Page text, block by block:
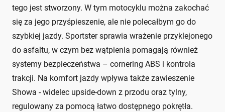
tego jest stworzony. W tym motocyklu można zakochać
się za jego przyśpieszenie, ale nie polecałbym go do
szybkiej jazdy. Sportster sprawia wrażenie przyklejonego
do asfaltu, w czym bez wątpienia pomagają również
systemy bezpieczeństwa – cornering ABS i kontrola
trakcji. Na komfort jazdy wpływa także zawieszenie
Showa - widelec upside-down z przodu oraz tylny,
regulowany za pomocą łatwo dostępnego pokrętła.